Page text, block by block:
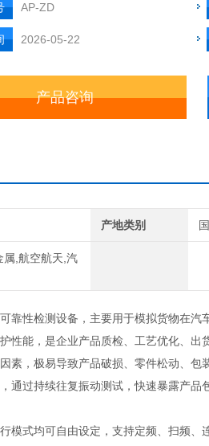
AP-ZD
2026-05-22
产品咨询
产地类别
属,航空航天,汽
靠性检测设备，主要用于模拟货物在
能，是企业产品质检、工艺优化、出
素，极易导致产品破损、零件松动、
通过持续往复振动测试，快速暴露产
模式均可自由设定，支持定频、扫频